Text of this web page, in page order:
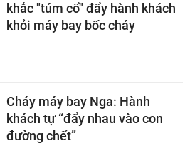
khắc "túm cổ" đẩy hành khách
khỏi máy bay bốc cháy
Cháy máy bay Nga: Hành
khách tự “đẩy nhau vào con
đường chết”